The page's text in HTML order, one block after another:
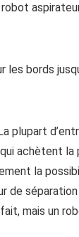
bords
plupart
achètent
la
mais un